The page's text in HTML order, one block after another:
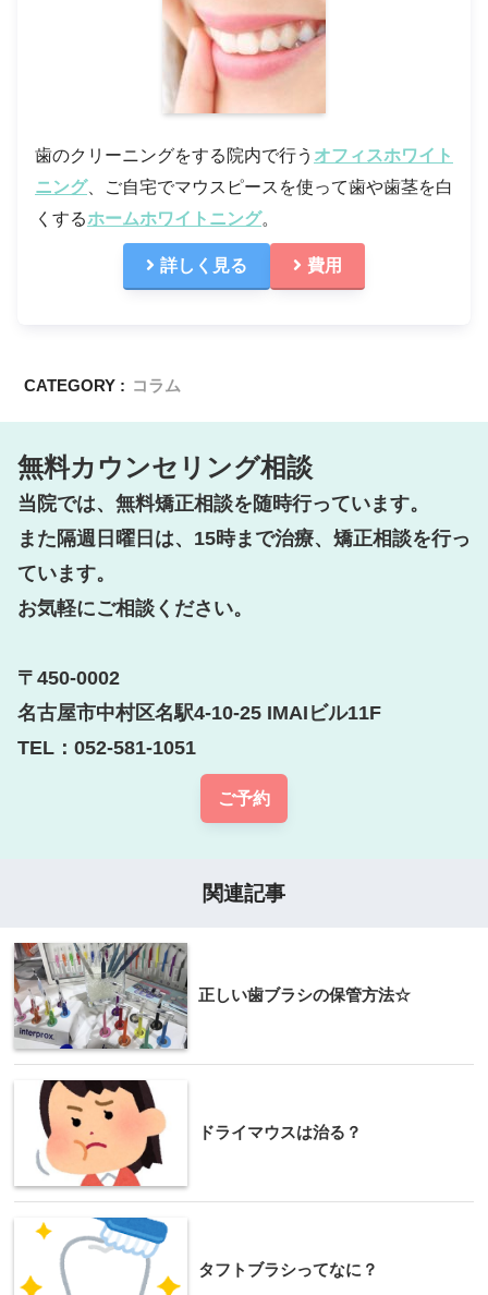
歯のクリーニングをする院内で行う オフィスホワイト
ニング、ご自宅でマウスピースを使って歯や歯茎を白
くするホームホワイトニング。
詳しく見る 費用
CATEGORY : コラム
無料カウンセリング相談
当院では、無料矯正相談を随時行っています。
また隔週日曜日は、15時まで治療、矯正相談を行っ
ています。
お気軽にご相談ください。
〒450-0002
名古屋市中村区名駅4-10-25 IMAIビル11F
TEL：052-581-1051
ご予約
関連記事
正しい歯ブラシの保管方法☆
ドライマウスは治る？
タフトブラシってなに？